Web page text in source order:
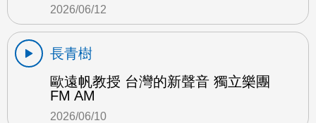
2026/06/12
長青樹
歐遠帆教授 台灣的新聲音 獨立樂團
FM AM
2026/06/10